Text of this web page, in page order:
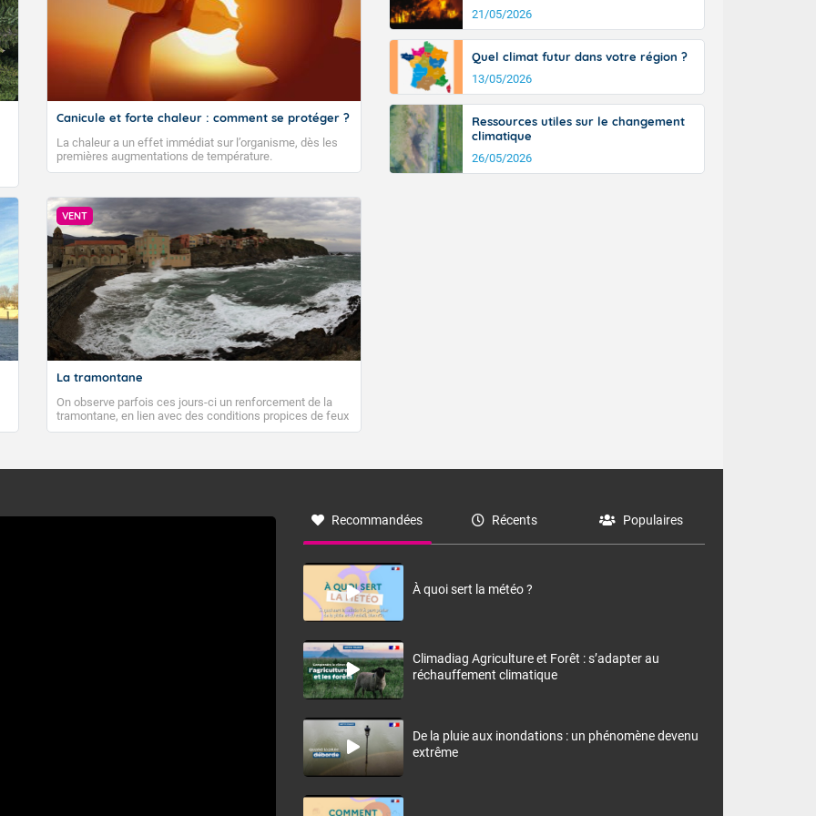
Canicule et forte chaleur : comment se protéger ?
La chaleur a un effet immédiat sur l’organisme, dès les
premières augmentations de température.
VENT
La tramontane
On observe parfois ces jours-ci un renforcement de la
tramontane, en lien avec des conditions propices de feux
de forêt. Mais qu'est-ce que la tramontane ? Quelles sont
à nord-ouest, dans un secteur qui part du Roussillon à la
monts, en allusion aux régions montagneuses d’où
21/05/2026
Quel climat futur dans votre région ?
13/05/2026
Ressources utiles sur le changement
climatique
26/05/2026
Recommandées Récents Populaires
À quoi sert la météo ?
Climadiag Agriculture et Forêt : s’adapter au
réchauffement climatique
De la pluie aux inondations : un phénomène devenu
extrême